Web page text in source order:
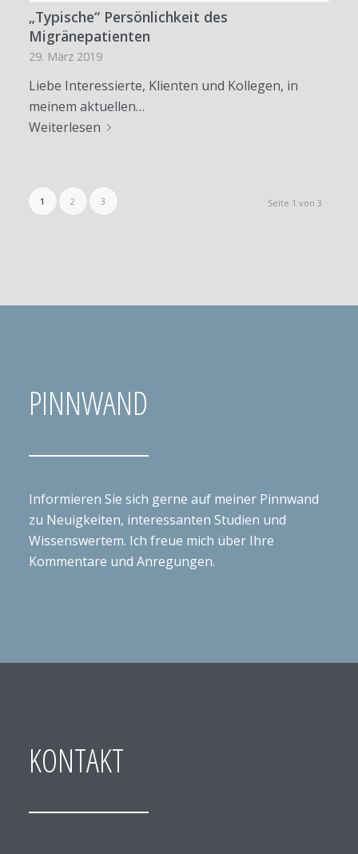
„Typische“ Persönlichkeit des
Migränepatienten
29. März 2019
Liebe Interessierte, Klienten und Kollegen, in
meinem aktuellen…
Weiterlesen
Seite 1 von 3
1 2 3
PINNWAND
Informieren Sie sich gerne auf meiner Pinnwand
zu Neuigkeiten, interessanten Studien und
Wissenswertem. Ich freue mich über Ihre
Kommentare und Anregungen.
KONTAKT